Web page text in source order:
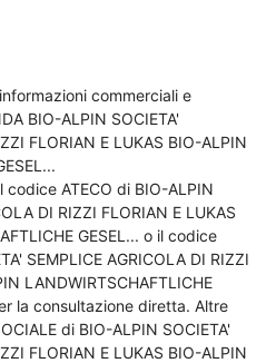
commerciali e
BIO-ALPIN SOCIETA'
FLORIAN E LUKAS BIO-ALPIN
ATECO di BIO-ALPIN
DI RIZZI FLORIAN E LUKAS
GESEL... o il codice
SEMPLICE AGRICOLA DI RIZZI
LANDWIRTSCHAFTLICHE
la consultazione diretta. Altre
di BIO-ALPIN SOCIETA'
FLORIAN E LUKAS BIO-ALPIN